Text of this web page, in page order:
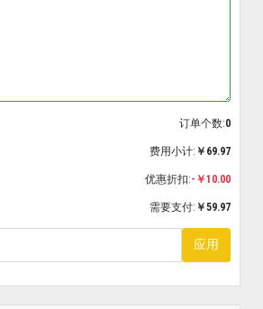
订单个数:0
费用小计: ￥69.97
优惠折扣:-￥10.00
需要支付: ￥59.97
应用